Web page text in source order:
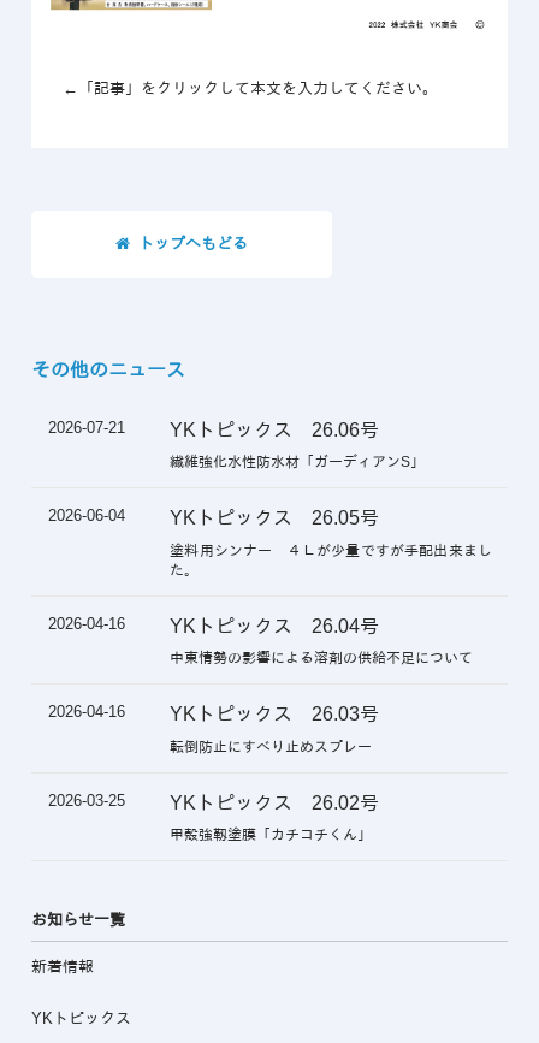
←「記事」をクリックして本文を入力してください。
トップへもどる
その他のニュース
2026-07-21 YKトピックス 26.06号
繊維強化水性防水材「ガーディアンS」
2026-06-04 YKトピックス 26.05号
塗料用シンナー ４Ｌが少量ですが手配出来まし
た。
2026-04-16 YKトピックス 26.04号
中東情勢の影響による溶剤の供給不足について
2026-04-16 YKトピックス 26.03号
転倒防止にすべり止めスプレー
2026-03-25 YKトピックス 26.02号
甲殻強靱塗膜「カチコチくん」
お知らせ一覧
新着情報
YKトピックス